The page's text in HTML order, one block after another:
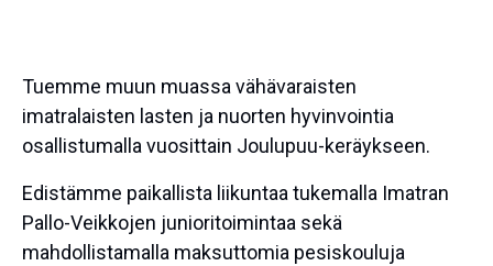
Tuemme muun muassa vähävaraisten
imatralaisten lasten ja nuorten hyvinvointia
osallistumalla vuosittain Joulupuu-keräykseen.
Edistämme paikallista liikuntaa tukemalla Imatran
Pallo-Veikkojen junioritoimintaa sekä
mahdollistamalla maksuttomia pesiskouluja